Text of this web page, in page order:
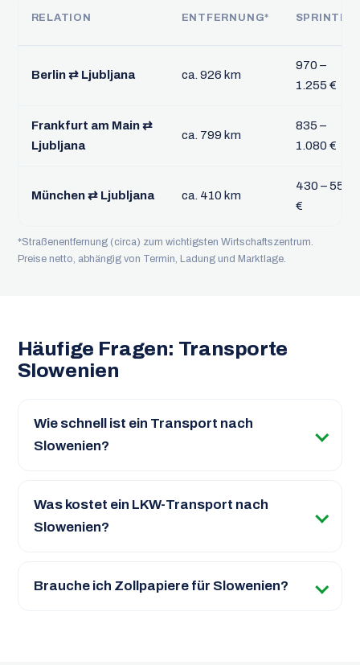
RELATION ENTFERNUNG* SPRINTER
Berlin ⇄ Ljubljana ca. 926 km
970 –
1.255 €
Frankfurt am Main ⇄
Ljubljana
ca. 799 km
835 –
1.080 €
München ⇄ Ljubljana ca. 410 km
430 – 555
€
*Straßenentfernung (circa) zum wichtigsten Wirtschaftszentrum.
Preise netto, abhängig von Termin, Ladung und Marktlage.
Häufige Fragen: Transporte
Slowenien
Wie schnell ist ein Transport nach
Slowenien?
Was kostet ein LKW-Transport nach
Slowenien?
Brauche ich Zollpapiere für Slowenien?